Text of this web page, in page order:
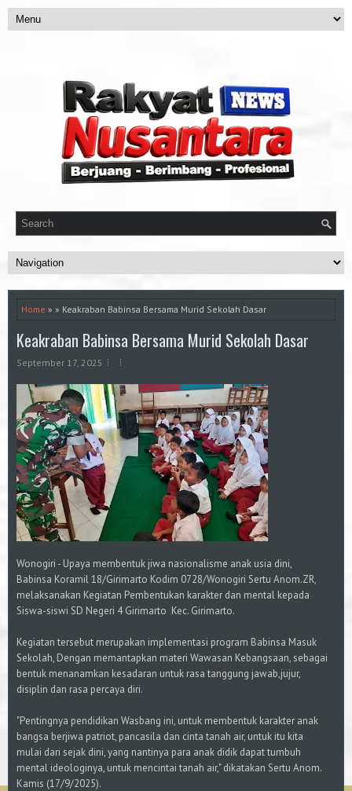
Home » » Keakraban Babinsa Bersama Murid Sekolah Dasar
Keakraban Babinsa Bersama Murid Sekolah Dasar
September 17, 2025
Wonogiri - Upaya membentuk jiwa nasionalisme anak usia dini,
Babinsa Koramil 18/Girimarto Kodim 0728/Wonogiri Sertu Anom.ZR,
melaksanakan Kegiatan Pembentukan karakter dan mental kepada
Siswa-siswi SD Negeri 4 Girimarto Kec. Girimarto.
Kegiatan tersebut merupakan implementasi program Babinsa Masuk
Sekolah, Dengan memantapkan materi Wawasan Kebangsaan, sebagai
bentuk menanamkan kesadaran untuk rasa tanggung jawab,jujur,
disiplin dan rasa percaya diri.
"Pentingnya pendidikan Wasbang ini, untuk membentuk karakter anak
bangsa berjiwa patriot, pancasila dan cinta tanah air, untuk itu kita
mulai dari sejak dini, yang nantinya para anak didik dapat tumbuh
mental ideologinya, untuk mencintai tanah air," dikatakan Sertu Anom.
Kamis (17/9/2025).